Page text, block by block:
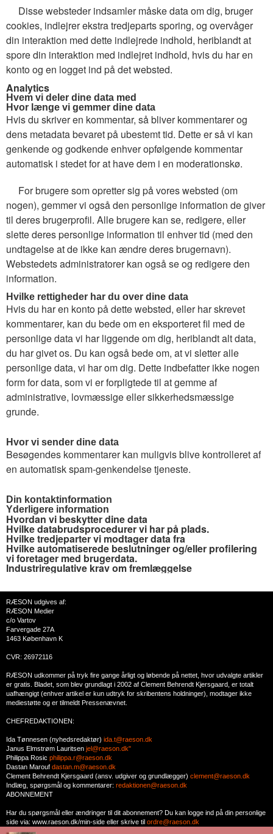
Disse websteder indsamler måske data om dig, bruger
cookies, indlejrer ekstra tredjeparts sporing, og overvåger
din interaktion med dette indlejrede indhold, heriblandt at
spore din interaktion med indlejret indhold, hvis du har en
konto og en logget ind på det websted.
Analytics
Hvem vi deler dine data med
Hvor længe vi gemmer dine data
Hvis du skriver en kommentar, så bliver kommentarer og
dens metadata bevaret på ubestemt tid. Dette er så vi kan
genkende og godkende enhver opfølgende kommentar
automatisk i stedet for at have dem i en moderationskø.
For brugere som opretter sig på vores websted (om
nogen), gemmer vi også den personlige information de giver
til deres brugerprofil. Alle brugere kan se, redigere, eller
slette deres personlige information til enhver tid (med den
undtagelse at de ikke kan ændre deres brugernavn).
Webstedets administratorer kan også se og redigere den
information.
Hvilke rettigheder har du over dine data
Hvis du har en konto på dette websted, eller har skrevet
kommentarer, kan du bede om en eksporteret fil med de
personlige data vi har liggende om dig, heriblandt alt data,
du har givet os. Du kan også bede om, at vi sletter alle
personlige data, vi har om dig. Dette indbefatter ikke nogen
form for data, som vi er forpligtede til at gemme af
administrative, lovmæssige eller sikkerhedsmæssige
grunde.
Hvor vi sender dine data
Besøgendes kommentarer kan muligvis blive kontrolleret af
en automatisk spam-genkendelse tjeneste.
Din kontaktinformation
Yderligere information
Hvordan vi beskytter dine data
Hvilke databrudsprocedurer vi har på plads.
Hvilke tredjeparter vi modtager data fra
Hvilke automatiserede beslutninger og/eller profilering
vi foretager med brugerdata.
Industriregulative krav om fremlæggelse
RÆSON udgives af:
RÆSON Medier
c/o Vartov
Farvergade 27A
1463 København K
CVR: 26972116
RÆSON udkommer på tryk fire gange årligt og løbende på nettet, hvor udvalgte artikler
er gratis. Bladet, som blev grundlagt i 2002 af Clement Behrendt Kjersgaard, er totalt
uafhængigt (enhver artikel er kun udtryk for skribentens holdninger), modtager ikke
mediestøtte og er tilmeldt Pressenævnet.
CHEFREDAKTIONEN:
Ida Tønnesen (nyhedsredaktør) ida.t@raeson.dk
Janus Elmstrøm Lauritsen jel@raeson.dk"
Philippa Rosic philippa.r@raeson.dk
Dastan Marouf dastan.m@raeson.dk
Clement Behrendt Kjersgaard (ansv. udgiver og grundlægger) clement@raeson.dk
Indlæg, spørgsmål og kommentarer: redaktionen@raeson.dk
ABONNEMENT
Har du spørgsmål eller ændringer til dit abonnement? Du kan logge ind på din personlige
side via: www.raeson.dk/min-side eller skrive til ordre@raeson.dk